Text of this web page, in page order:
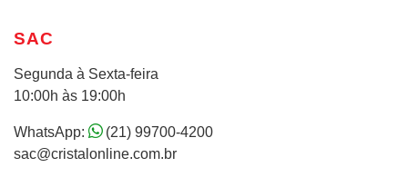
SAC
Segunda à Sexta-feira
10:00h às 19:00h
WhatsApp:
(21) 99700-4200
sac@cristalonline.com.br